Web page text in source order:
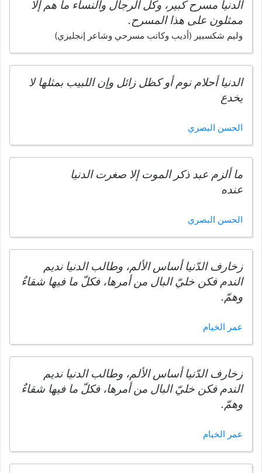
الدنيا مسرح كبير، وكل الرجال والنساء ما هم إلا
ممثلون على هذا المسرح.
وليم شكسبير (أديب وكاتب مسرحي وشاعر إنجليزي)
الدنيا أحلام نوم أو كظل زائل وإن اللبيب بمثلها لا
يخدع
الحسن البصري
ما ألزم عبد ذكر الموت إلا صغرت الدنيا
عنده
الحسن البصري
زخارف الدّنيا أساس الألم، وطالب الدنيا نديم
الندم فكن خليّ البال من أمرها، فكلّ ما فيها شقاءٌ
وهمّ.
عمر الخيام
زخارف الدّنيا أساس الألم، وطالب الدنيا نديم
الندم فكن خليّ البال من أمرها، فكلّ ما فيها شقاءٌ
وهمّ.
عمر الخيام